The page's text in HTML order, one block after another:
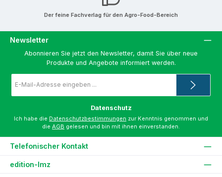
Der feine Fachverlag für den Agro-Food-Bereich
Newsletter
Abonnieren Sie jetzt den Newsletter, damit Sie über neue
Produkte und Angebote informiert werden.
Mail-
*
Datenschutz
Ich habe die Datenschutzbestimmungen zur Kenntnis genommen und
die AGB gelesen und bin mit ihnen einverstanden.
Telefonischer Kontakt
edition-lmz